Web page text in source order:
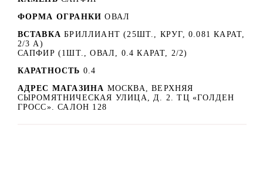
ФОРМА ОГРАНКИ ОВАЛ
ВСТАВКА БРИЛЛИАНТ (25ШТ., КРУГ, 0.081 КАРАТ,
2/3 А)
САПФИР (1ШТ., ОВАЛ, 0.4 КАРАТ, 2/2)
КАРАТНОСТЬ 0.4
АДРЕС МАГАЗИНА МОСКВА, ВЕРХНЯЯ
СЫРОМЯТНИЧЕСКАЯ УЛИЦА, Д. 2. ТЦ «ГОЛДЕН
ГРОСС». САЛОН 128